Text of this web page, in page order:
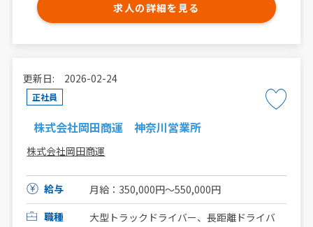
求人の詳細を見る
更新日: 2026-02-24
正社員
株式会社岡田商運 神奈川営業所
株式会社岡田商運
給与
月給：350,000円～550,000円
職種
大型トラックドライバー、長距離ドライバ